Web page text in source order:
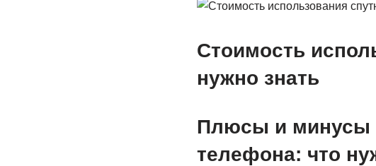
Стоимость
нужно знать
Плюсы и минусы
телефона: что